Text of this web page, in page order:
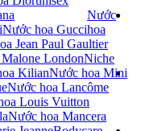
Nước hoa Gucci
Jean Paul Gaultier
London
Kilian
Nước hoa Lancôme
Louis Vuitton
Nước hoa Mancera
Nước
hoa
Niche
Nước hoa Mini